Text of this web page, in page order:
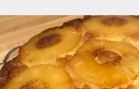
Caramelizado
de
Abacaxi